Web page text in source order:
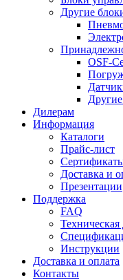
Другие
OSF-
Дилерам
Информация
Каталоги
Прайс-лист
Доставка и
Презентации
Поддержка
FAQ
Инструкции
Доставка и оплата
Контакты